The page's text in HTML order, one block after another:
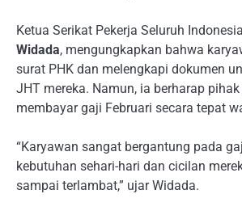
Ketua Serikat Pekerja Seluruh
Widada, mengungkapkan bahwa
surat PHK dan melengkapi dokumen
JHT mereka. Namun, ia berharap
membayar gaji Februari secara tepat
“Karyawan sangat bergantung pada
kebutuhan sehari-hari dan cicilan
sampai terlambat,” ujar Widada.